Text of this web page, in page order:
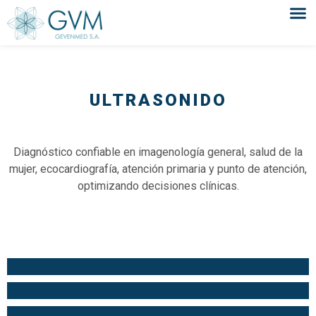
ULTRASONIDO
Diagnóstico confiable en imagenología general, salud de la
mujer, ecocardiografía, atención primaria y punto de atención,
optimizando decisiones clínicas.